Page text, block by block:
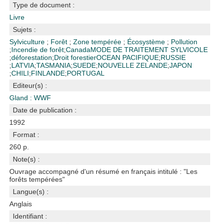
Type de document :
Livre
Sujets :
Sylviculture ; Forêt ;Zone tempérée ; Écosystème ; Pollution
;Incendie de forêt;CanadaMODE DE TRAITEMENT SYLVICOLE
;déforestation;Droit forestierOCEAN PACIFIQUE;RUSSIE
;LATVIA;TASMANIA;SUEDE;NOUVELLE ZELANDE;JAPON
;CHILI;FINLANDE;PORTUGAL
Editeur(s) :
Gland : WWF
Date de publication :
1992
Format :
260 p.
Note(s) :
Ouvrage accompagné d'un résumé en français intitulé : "Les
forêts tempérées"
Langue(s) :
Anglais
Identifiant :